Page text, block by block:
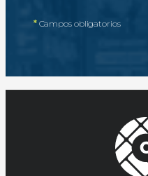
*Campos obligatorios